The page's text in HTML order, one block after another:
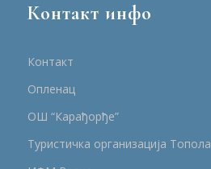
Контакт инфо
Контакт
Опленац
ОШ “Карађорђе”
Туристичка организација Топола